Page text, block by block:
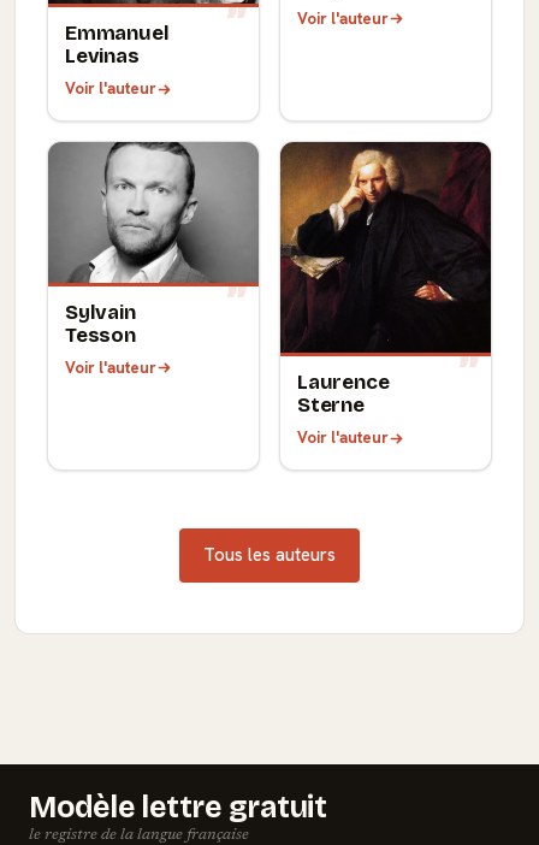
Emmanuel
Levinas
Voir l'auteur
Voir l'auteur
Sylvain
Tesson
Voir l'auteur
Laurence
Sterne
Voir l'auteur
Tous les auteurs
Modèle lettre gratuit
le registre de la langue française